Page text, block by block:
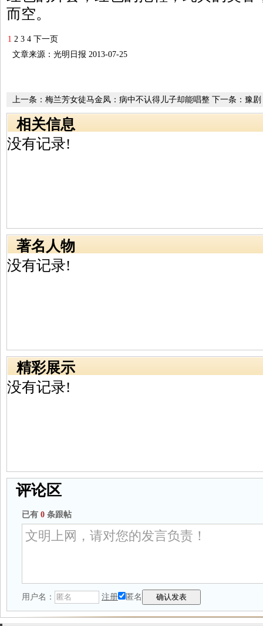
而空。
1 2 3 4 下一页
文章来源：光明日报 2013-07-25
下一条： 豫剧
上一条： 梅兰芳女徒马金凤：病中不认得儿子却能唱整
段唱词
相关信息
没有记录!
著名人物
没有记录!
精彩展示
没有记录!
评论区
已有 0 条跟帖
用户名： 注册 匿名